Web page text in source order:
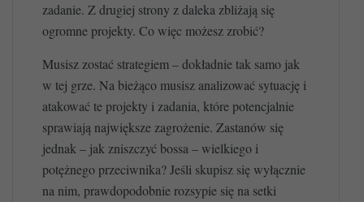
zadanie. Z drugiej strony z daleka zbliżają się
ogromne projekty. Co więc możesz zrobić?
Musisz zostać strategiem – dokładnie tak samo jak
w tej grze. Na bieżąco musisz analizować sytuację i
atakować te projekty i zadania, które potencjalnie
sprawiają największe zagrożenie. Zastanów się
jednak – jak zniszczyć bossa – wielkiego i
potężnego przeciwnika? Jeśli skupisz się wyłącznie
na nim, prawdopodobnie rozsypie się na setki